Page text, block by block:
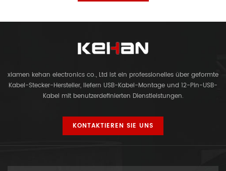
xiamen kehan electronics co., Ltd ist ein professionelles über geformte
Kabel-Stecker-Hersteller, liefern USB-Kabel-Montage und 12-Pin-USB-
Kabel mit benutzerdefinierten Dienstleistungen.
KONTAKTIEREN SIE UNS